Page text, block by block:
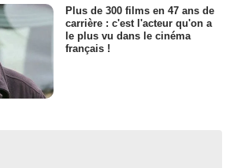
Plus de 300 films en 47 ans de
carrière : c'est l'acteur qu'on a
le plus vu dans le cinéma
français !